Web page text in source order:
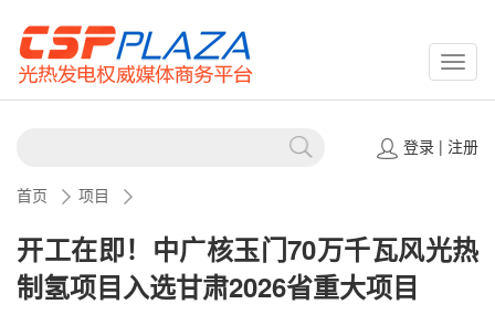
登录| 注册
首页 项目
开工在即！中广核玉门70万千瓦风光热
制氢项目入选甘肃2026省重大项目